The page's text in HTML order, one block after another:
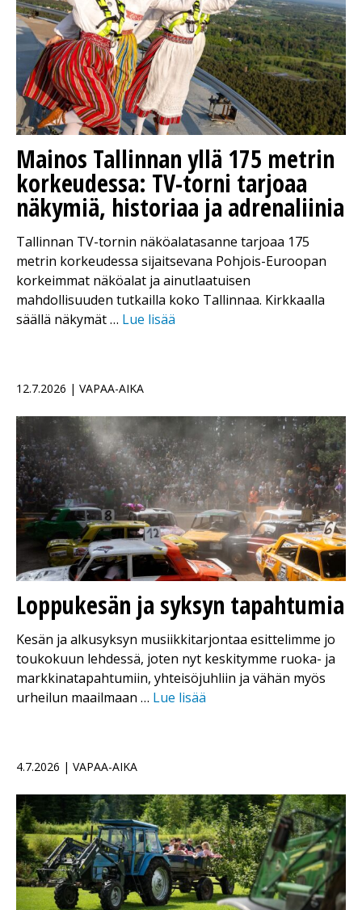
Mainos Tallinnan yllä 175 metrin
korkeudessa: TV-torni tarjoaa
näkymiä, historiaa ja adrenaliinia
Tallinnan TV-tornin näköalatasanne tarjoaa 175
metrin korkeudessa sijaitsevana Pohjois-Euroopan
korkeimmat näköalat ja ainutlaatuisen
mahdollisuuden tutkailla koko Tallinnaa. Kirkkaalla
säällä näkymät … Lue lisää
12.7.2026 | VAPAA-AIKA
Loppukesän ja syksyn tapahtumia
Kesän ja alkusyksyn musiikkitarjontaa esittelimme jo
toukokuun lehdessä, joten nyt keskitymme ruoka- ja
markkinatapahtumiin, yhteisöjuhliin ja vähän myös
urheilun maailmaan … Lue lisää
4.7.2026 | VAPAA-AIKA